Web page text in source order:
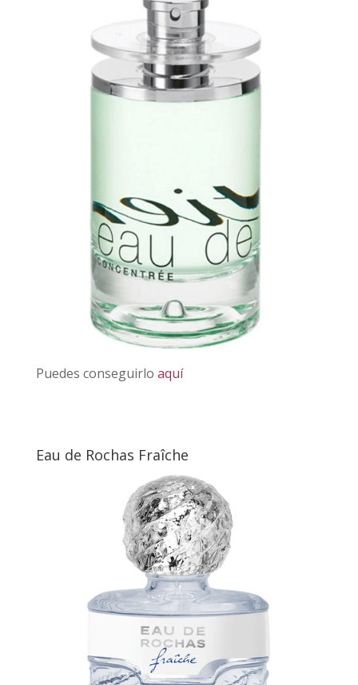
Puedes conseguirlo aquí
Eau de Rochas Fraîche